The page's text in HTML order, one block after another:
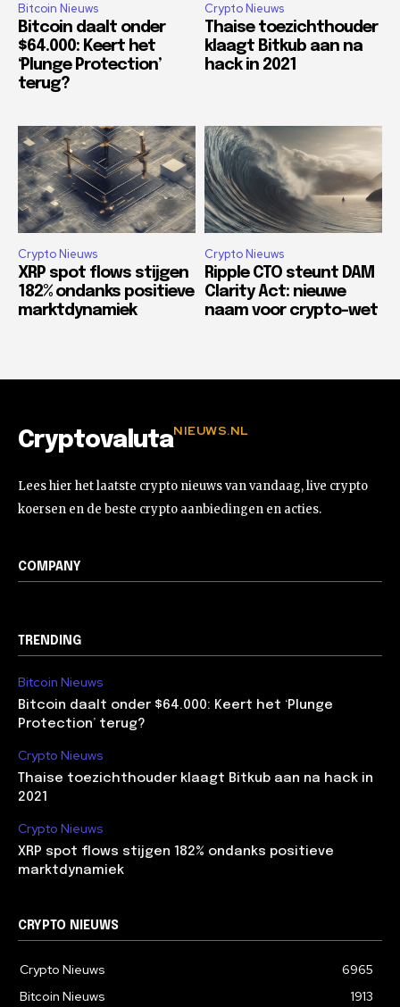
Bitcoin Nieuws
Bitcoin daalt onder
$64.000: Keert het
‘Plunge Protection’
terug?
Crypto Nieuws
Thaise toezichthouder
klaagt Bitkub aan na
hack in 2021
Crypto Nieuws
XRP spot flows stijgen
182% ondanks positieve
marktdynamiek
Crypto Nieuws
Ripple CTO steunt DAM
Clarity Act: nieuwe
naam voor crypto-wet
CryptovalutaNIEUWS.NL
Lees hier het laatste crypto nieuws van vandaag, live crypto
koersen en de beste crypto aanbiedingen en acties.
COMPANY
TRENDING
Bitcoin Nieuws
Bitcoin daalt onder $64.000: Keert het ‘Plunge
Protection’ terug?
Crypto Nieuws
Thaise toezichthouder klaagt Bitkub aan na hack in
2021
Crypto Nieuws
XRP spot flows stijgen 182% ondanks positieve
marktdynamiek
CRYPTO NIEUWS
Crypto Nieuws
6965
Bitcoin Nieuws
1913